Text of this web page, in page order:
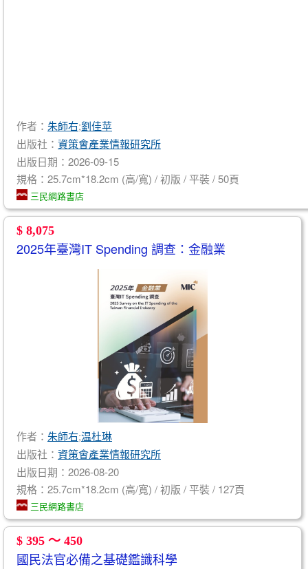
作者： 朱師右;劉佳苹
出版社： 資策會產業情報研究所
出版日期：2026-09-15
規格：25.7cm*18.2cm (高/寬) / 初版 / 平裝 / 50頁
三民網路書店
$ 8,075
2025年臺灣IT Spending 調查：金融業
作者： 朱師右;温杜琳
出版社： 資策會產業情報研究所
出版日期：2026-08-20
規格：25.7cm*18.2cm (高/寬) / 初版 / 平裝 / 127頁
三民網路書店
$ 395 ～ 450
國民法官必備之基礎鑑識科學